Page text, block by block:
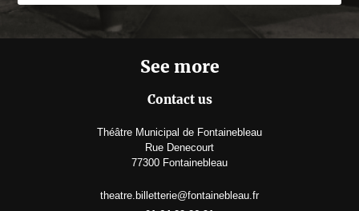
See more
Contact us
Théâtre Municipal de Fontainebleau
Rue Denecourt
77300 Fontainebleau
theatre.billetterie@fontainebleau.fr